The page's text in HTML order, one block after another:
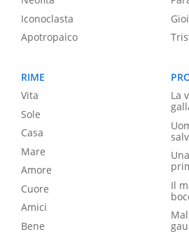
Iconoclasta
Apotropaico
RIME
Vita
Sole
Casa
Mare
Amore
Cuore
Amici
Bene
La
Il